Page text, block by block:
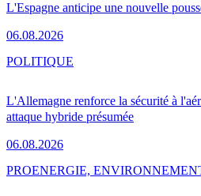
L'Espagne anticipe une nouvelle
06.08.2026
L'Allemagne renforce la sécurité à
attaque hybride présumée
06.08.2026
POLITIQUE
PROENERGIE,